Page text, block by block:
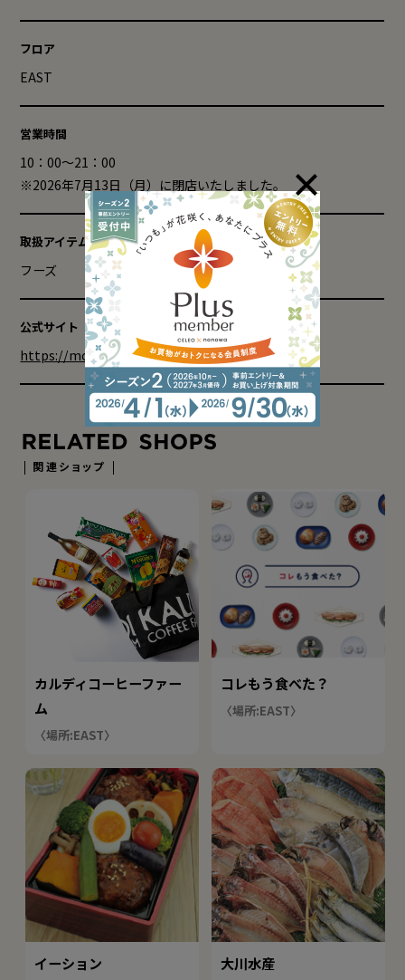
フロア
EAST
営業時間
10：00～21：00
※2026年7月13日（月）に閉店いたしました。
取扱アイテム
フーズ
公式サイト
https://mont-thabor.jp/
関連ショップ
カルディコーヒーファー
ム
〈場所:EAST〉
コレもう食べた？
〈場所:EAST〉
イーション 大川水産